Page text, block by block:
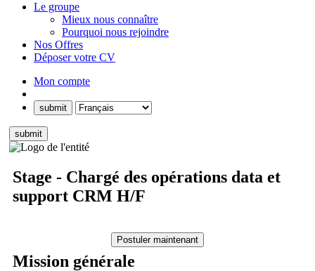
Le groupe
Mieux nous connaître
Pourquoi nous rejoindre
Nos Offres
Déposer votre CV
Mon compte
Stage - Chargé des opérations data et
support CRM H/F
Mission générale